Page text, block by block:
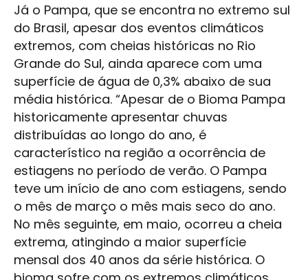
Já o Pampa, que se encontra no extremo sul
do Brasil, apesar dos eventos climáticos
extremos, com cheias históricas no Rio
Grande do Sul, ainda aparece com uma
superfície de água de 0,3% abaixo de sua
média histórica. “Apesar de o Bioma Pampa
historicamente apresentar chuvas
distribuídas ao longo do ano, é
característico na região a ocorrência de
estiagens no período de verão. O Pampa
teve um início de ano com estiagens, sendo
o mês de março o mês mais seco do ano.
No mês seguinte, em maio, ocorreu a cheia
extrema, atingindo a maior superfície
mensal dos 40 anos da série histórica. O